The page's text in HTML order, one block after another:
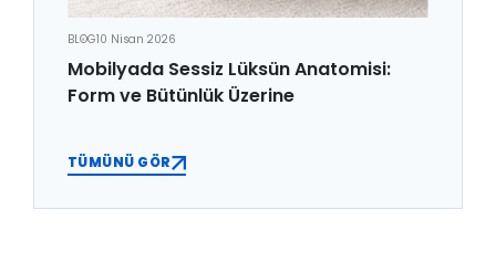
BLOG10 Nisan 2026
Mobilyada Sessiz Lüksün Anatomisi:
Form ve Bütünlük Üzerine
TÜMÜNÜ GÖR